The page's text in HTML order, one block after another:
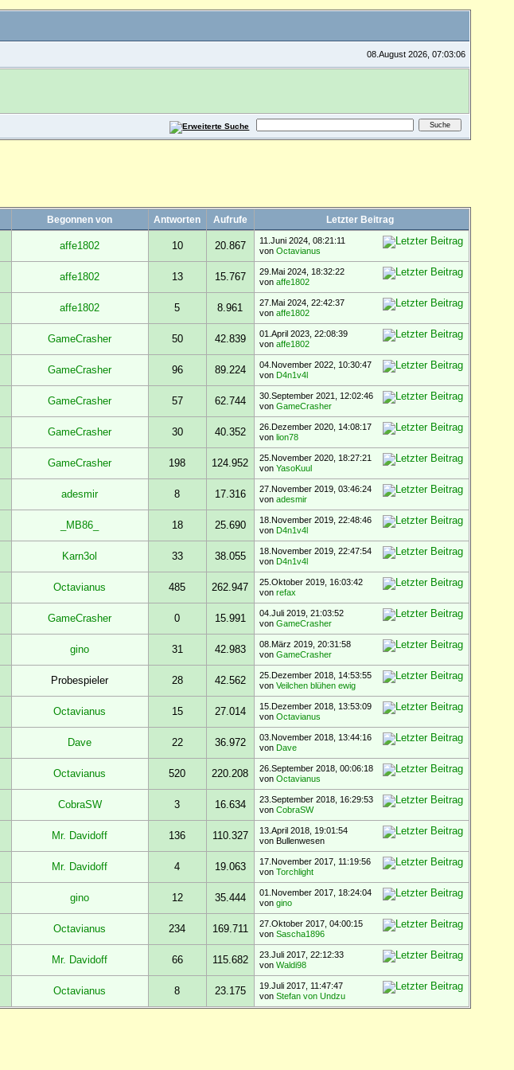
08.August 2026, 07:03:06
Begonnen von Antworten Aufrufe Letzter Beitrag
affe1802 10 20.867
11.Juni 2024, 08:21:11
vonOctavianus
affe1802 13 15.767
29.Mai 2024, 18:32:22
vonaffe1802
affe1802 5 8.961
27.Mai 2024, 22:42:37
vonaffe1802
GameCrasher 50 42.839
01.April 2023, 22:08:39
vonaffe1802
GameCrasher 96 89.224
04.November 2022, 10:30:47
von D4n1v4l
GameCrasher 57 62.744
30.September 2021, 12:02:46
vonGameCrasher
GameCrasher 30 40.352
26.Dezember 2020, 14:08:17
vonlion78
GameCrasher 198 124.952
25.November 2020, 18:27:21
vonYasoKuul
adesmir 8 17.316
27.November 2019, 03:46:24
vonadesmir
_MB86_ 18 25.690
18.November 2019, 22:48:46
von D4n1v4l
Karn3ol 33 38.055
18.November 2019, 22:47:54
von D4n1v4l
Octavianus 485 262.947
25.Oktober 2019, 16:03:42
vonrefax
GameCrasher 0 15.991
04.Juli 2019, 21:03:52
vonGameCrasher
gino 31 42.983
08.März 2019, 20:31:58
vonGameCrasher
Probespieler 28 42.562
25.Dezember 2018, 14:53:55
vonVeilchen blühen ewig
Octavianus 15 27.014
15.Dezember 2018, 13:53:09
vonOctavianus
Dave 22 36.972
03.November 2018, 13:44:16
von Dave
Octavianus 520 220.208
26.September 2018, 00:06:18
vonOctavianus
CobraSW 3 16.634
23.September 2018, 16:29:53
vonCobraSW
Mr. Davidoff 136 110.327
13.April 2018, 19:01:54
von Bullenwesen
Mr. Davidoff 4 19.063
17.November 2017, 11:19:56
vonTorchlight
gino 12 35.444
01.November 2017, 18:24:04
vongino
Octavianus 234 169.711
27.Oktober 2017, 04:00:15
vonSascha1896
Mr. Davidoff 66 115.682
23.Juli 2017, 22:12:33
vonWaldi98
Octavianus 8 23.175
19.Juli 2017, 11:47:47
vonStefan von Undzu